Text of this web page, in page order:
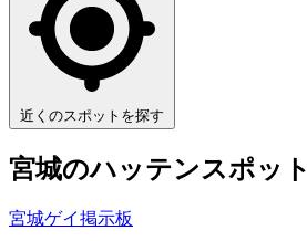
近くのスポットを探す
宮城のハッテンスポット
宮城ゲイ掲示板